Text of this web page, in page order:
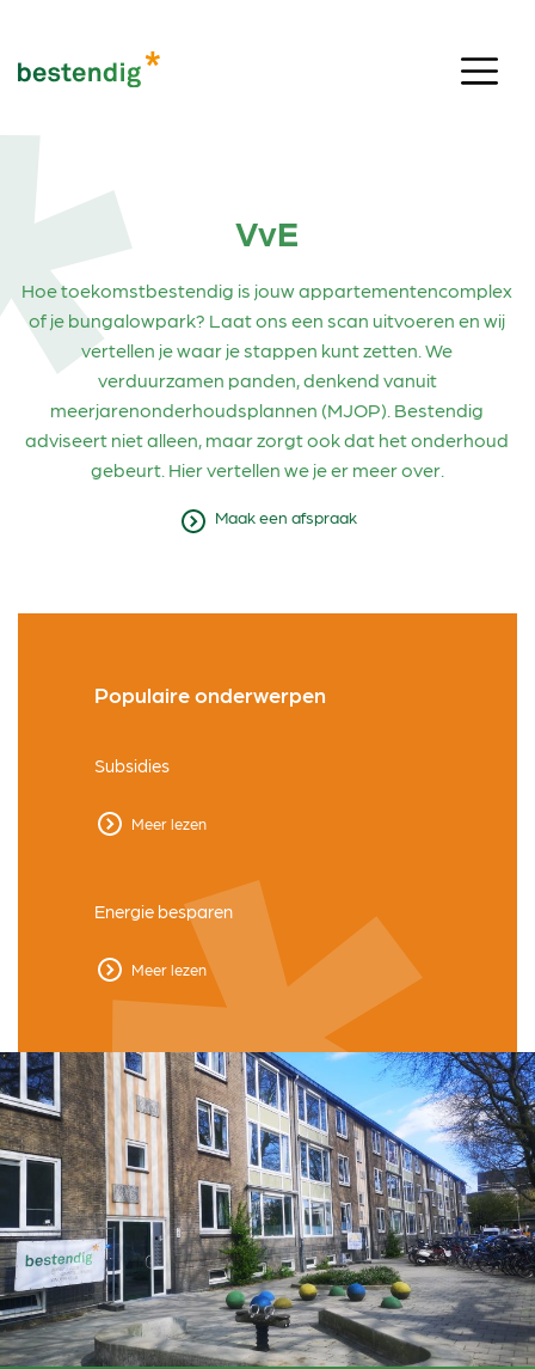
VvE
Hoe toekomstbestendig is jouw appartementencomplex
of je bungalowpark? Laat ons een scan uitvoeren en wij
vertellen je waar je stappen kunt zetten. We
verduurzamen panden, denkend vanuit
meerjarenonderhoudsplannen (MJOP). Bestendig
adviseert niet alleen, maar zorgt ook dat het onderhoud
gebeurt. Hier vertellen we je er meer over.
Maak een afspraak
Populaire onderwerpen
Subsidies
Meer lezen
Energie besparen
Meer lezen